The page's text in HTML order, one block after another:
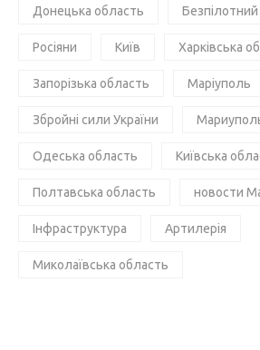
Донецька область
Росіяни Київ Харківська
Запорізька область Маріуполь
Збройні сили України
Одеська область Київська
Полтавська область новости
Інфраструктура Артилерія
Миколаївська область